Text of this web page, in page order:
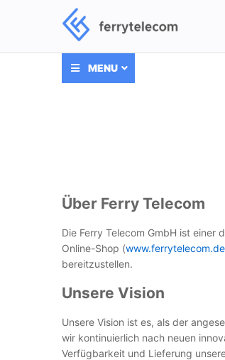
MENU
Über Ferry Telecom
Die Ferry Telecom GmbH ist
Online-Shop (www.ferrytelecom.de
bereitzustellen.
Unsere Vision
Unsere Vision ist es, als der
wir kontinuierlich nach neuen
Verfügbarkeit und Lieferung